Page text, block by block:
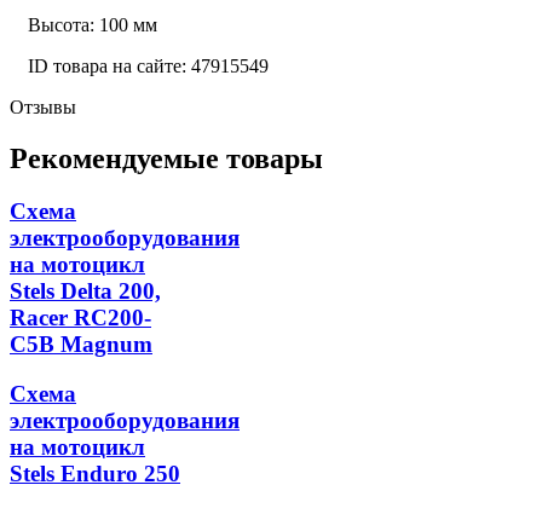
Высота: 100 мм
ID товара на сайте: 47915549
Отзывы
Рекомендуемые товары
Схема
электрооборудования
на мотоцикл
Stels Delta 200,
Racer RC200-
C5B Magnum
Схема
электрооборудования
на мотоцикл
Stels Enduro 250